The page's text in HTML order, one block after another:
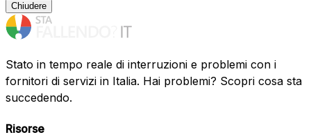
Chiudere
Stato in tempo reale di interruzioni e problemi con i
fornitori di servizi in Italia. Hai problemi? Scopri cosa sta
succedendo.
Risorse